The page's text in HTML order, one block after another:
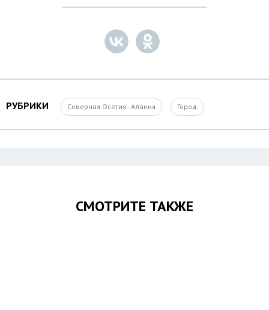
РУБРИКИ Северная Осетия - Алания Город
СМОТРИТЕ ТАКЖЕ